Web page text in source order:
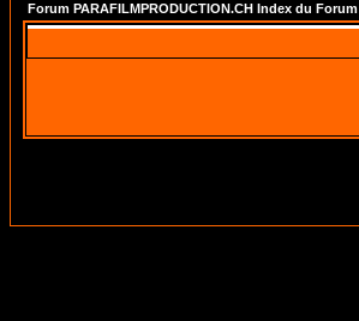
Forum PARAFILMPRODUCTION.CH Index du Forum